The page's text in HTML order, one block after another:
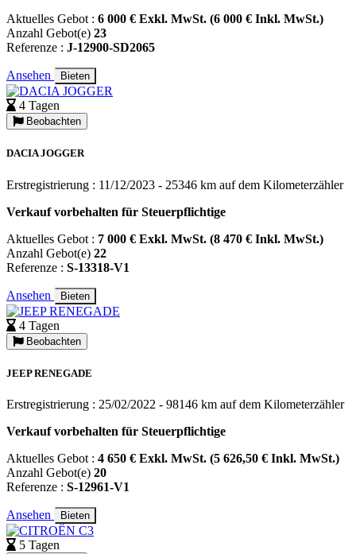
Aktuelles Gebot : 6 000 € Exkl. MwSt. (6 000 € Inkl. MwSt.)
Anzahl Gebot(e) 23
Referenze : J-12900-SD2065
Ansehen Bieten
4 Tagen
Beobachten
DACIA JOGGER
Erstregistrierung : 11/12/2023 - 25346 km auf dem Kilometerzähler
Verkauf vorbehalten für Steuerpflichtige
Aktuelles Gebot : 7 000 € Exkl. MwSt. (8 470 € Inkl. MwSt.)
Anzahl Gebot(e) 22
Referenze : S-13318-V1
Ansehen Bieten
4 Tagen
Beobachten
JEEP RENEGADE
Erstregistrierung : 25/02/2022 - 98146 km auf dem Kilometerzähler
Verkauf vorbehalten für Steuerpflichtige
Aktuelles Gebot : 4 650 € Exkl. MwSt. (5 626,50 € Inkl. MwSt.)
Anzahl Gebot(e) 20
Referenze : S-12961-V1
Ansehen Bieten
5 Tagen